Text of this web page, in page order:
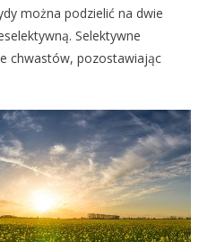
można podzielić na dwie
Selektywne
chwastów, pozostawiając